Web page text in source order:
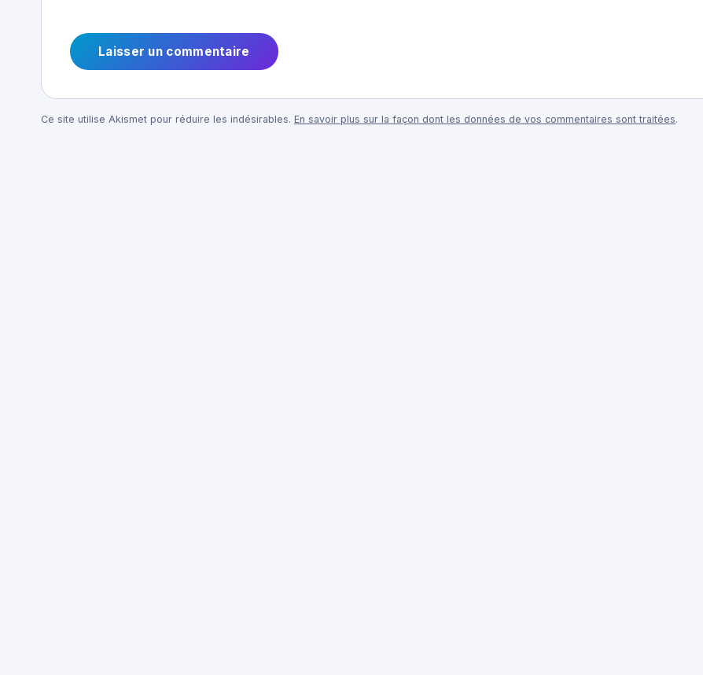
Ce site utilise Akismet pour réduire les indésirables. En savoir plus sur la façon dont les données de vos commentaires sont traitées.